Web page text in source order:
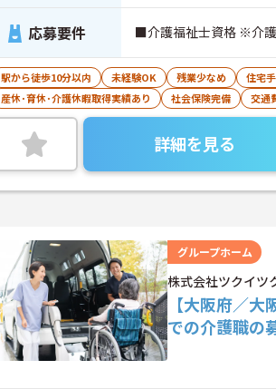
応募要件 ■介護福祉士資格 ※介
駅から徒歩10分以内 未経験OK 残業少なめ 住宅
産休･育休･介護休暇取得実績あり
社会保険完備 交通
詳細を見る
グループホーム
株式会社ツクイツ
【大阪府／
での介護職の